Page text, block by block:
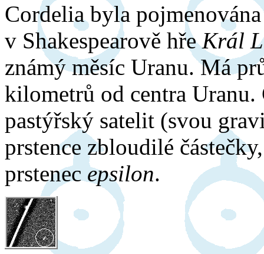
Cordelia byla
v Shakespearově hřeKrál
známý měsíc Uranu. Má
kilometrů od centra
pastýřský satelit (svou
prstence zbloudilé
prstenec epsilon.